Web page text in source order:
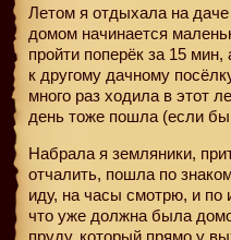
Летом я отдыхала на
домом начинается
пройти поперёк за 15
к другому дачному
много раз ходила в этот
день тоже пошла (если
Набрала я земляники,
отчалить, пошла по
иду, на часы смотрю, и по
что уже должна была
пруду, который прямо у